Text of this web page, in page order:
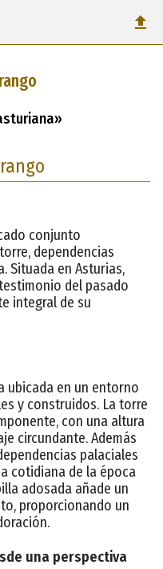
conjunto
dependencias
Situada en Asturias,
del pasado
integral de su
ubicada en un entorno
y construidos. La torre
con una altura
circundante. Además
palaciales
cotidiana de la época
adosada añade un
proporcionando un
una perspectiva